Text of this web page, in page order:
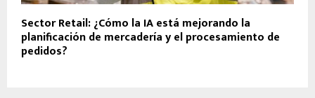
Sector Retail: ¿Cómo la IA está mejorando la
planificación de mercadería y el procesamiento de
pedidos?